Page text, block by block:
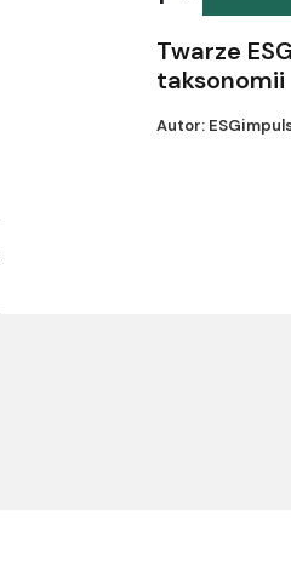
Twarze
taksonomii
Autor: